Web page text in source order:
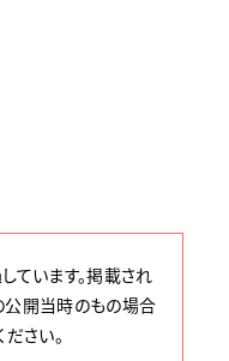
ています。掲載され
開当時のもの場合
さい。